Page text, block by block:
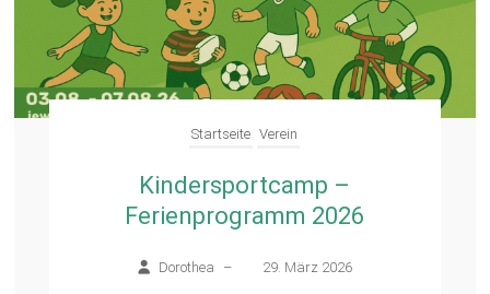
Startseite Verein
Kindersportcamp –
Ferienprogramm 2026
Dorothea – 29. März 2026